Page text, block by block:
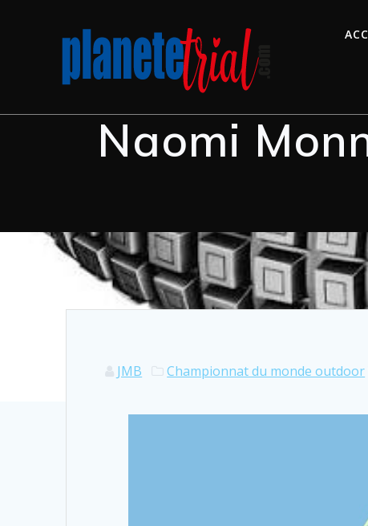
Naomi
JMB Championnat du monde outdoor